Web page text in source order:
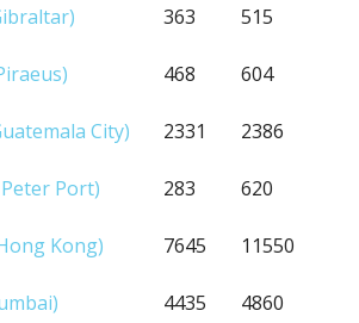
363 515
468 604
City) 2331 2386
Port) 283 620
Kong) 7645 11550
4435 4860